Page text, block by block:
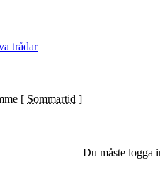
trådar
[ Sommartid ]
Du måste logga